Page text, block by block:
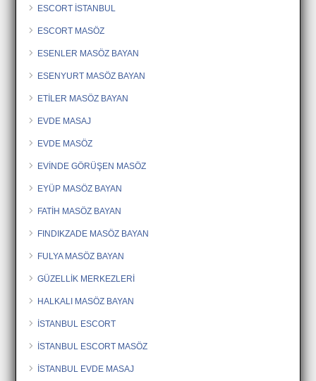
ESCORT İSTANBUL
ESCORT MASÖZ
ESENLER MASÖZ BAYAN
ESENYURT MASÖZ BAYAN
ETİLER MASÖZ BAYAN
EVDE MASAJ
EVDE MASÖZ
EVİNDE GÖRÜŞEN MASÖZ
EYÜP MASÖZ BAYAN
FATİH MASÖZ BAYAN
FINDIKZADE MASÖZ BAYAN
FULYA MASÖZ BAYAN
GÜZELLİK MERKEZLERİ
HALKALI MASÖZ BAYAN
İSTANBUL ESCORT
İSTANBUL ESCORT MASÖZ
İSTANBUL EVDE MASAJ